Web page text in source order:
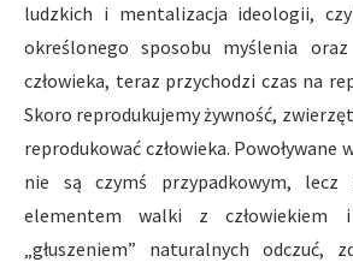
ludzkich i mentalizacja ideologii,
określonego sposobu myślenia
człowieka, teraz przychodzi czas na
Skoro reprodukujemy żywność,
reprodukować człowieka. Powoływane
nie są czymś przypadkowym, lecz
elementem walki z człowiekiem
„głuszeniem” naturalnych odczuć,